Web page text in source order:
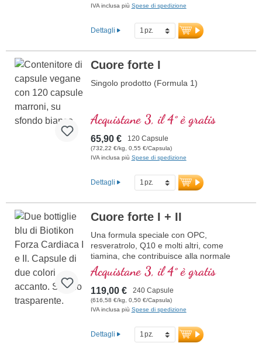
IVA inclusa più Spese di spedizione
Dettagli
Cuore forte I
Singolo prodotto (Formula 1)
Acquistane 3, il 4° è gratis
65,90 € 120 Capsule
(732,22 €/kg, 0,55 €/Capsula)
IVA inclusa più Spese di spedizione
Dettagli
Cuore forte I + II
Una formula speciale con OPC,
resveratrolo, Q10 e molti altri, come
tiamina, che contribuisce alla normale
funzione cardiaca. (Formula 1 e Formula
2)
Acquistane 3, il 4° è gratis
119,00 € 240 Capsule
(616,58 €/kg, 0,50 €/Capsula)
IVA inclusa più Spese di spedizione
Dettagli